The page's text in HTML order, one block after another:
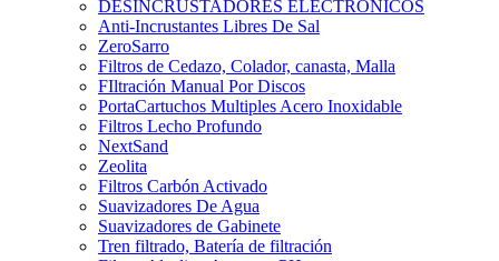
DESINCRUSTADORES ELECTRONICOS
Anti-Incrustantes Libres De Sal
ZeroSarro
Filtros de Cedazo, Colador, canasta, Malla
FIltración Manual Por Discos
PortaCartuchos Multiples Acero Inoxidable
Filtros Lecho Profundo
NextSand
Zeolita
Filtros Carbón Activado
Suavizadores De Agua
Suavizadores de Gabinete
Tren filtrado, Batería de filtración